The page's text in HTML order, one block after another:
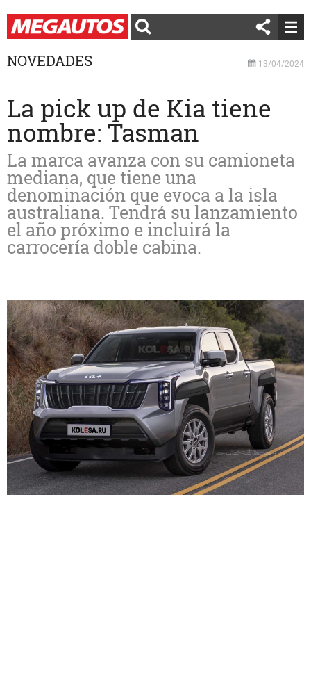
NOVEDADES 13/04/2024
La pick up de Kia tiene
nombre: Tasman
La marca avanza con su camioneta
mediana, que tiene una
denominación que evoca a la isla
australiana. Tendrá su lanzamiento
el año próximo e incluirá la
carrocería doble cabina.